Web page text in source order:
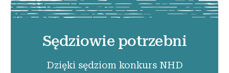
Sędziowie potrzebni
Dzięki sędziom konkurs NHD